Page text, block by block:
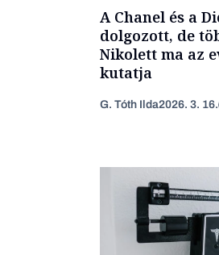
A Chanel és a
dolgozott, de
Nikolett ma az
kutatja
G. Tóth Ilda2026. 3. 16.